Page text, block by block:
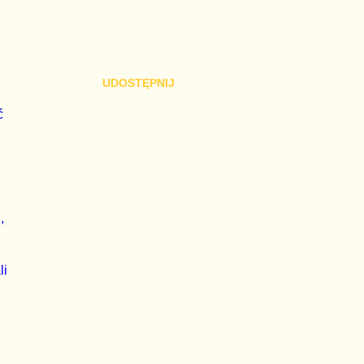
UDOSTĘPNIJ